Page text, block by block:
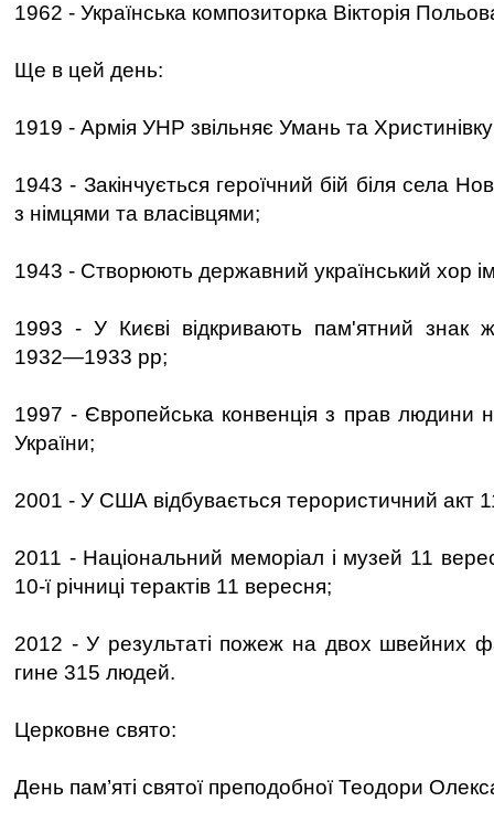
1962 - Українська композиторка Вікторія
Ще в цей день:
1919 - Армія УНР звільняє Умань та Христинівку
1943 - Закінчується героїчний бій біля села
з німцями та власівцями;
1943 - Створюють державний український хор
1993 - У Києві відкривають пам'ятний знак
1932—1933 рр;
1997 - Європейська конвенція з прав людини
України;
2001 - У США відбувається терористичний акт
2011 - Національний меморіал і музей 11
10-ї річниці терактів 11 вересня;
2012 - У результаті пожеж на двох швейних
гине 315 людей.
Церковне свято:
День пам’яті святої преподобної Теодори